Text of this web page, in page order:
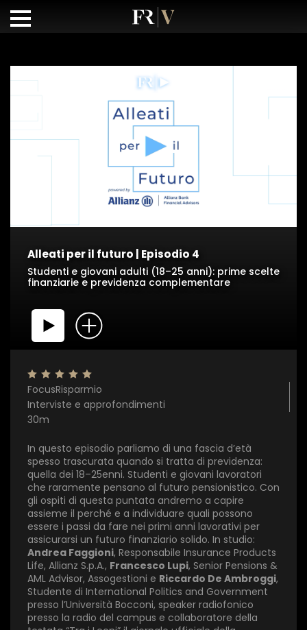
Alleati per il futuro | Episodio 4
Studenti e giovani adulti (18–25 anni): prime scelte
finanziarie e previdenza complementare
FocusRisparmio
Interviste e approfondimenti
30m
In questo episodio parliamo di una fascia d’età
spesso trascurata quando si tratta di previdenza:
quella dei 18–25enni. Studenti e giovani lavoratori
che raramente pensano al futuro pensionistico. Con
gli ospiti di questa puntata andremo a capire
assieme il perché e a individuare quali possono
essere i passi da fare nei primi anni lavorativi per
assicurarsi un futuro finanziario solido. In studio:
Andrea Faggioni, Responsabile Insurance Products
Life, Allianz S.p.A., Francesco Lupi, Senior Pensions &
AML Advisor, Assogestioni e Riccardo De Ambroggi,
Studente di International Politics and Government
presso l’Università Bocconi, speaker radiofonico
presso la radio del campus e collaboratore della
×
5 stars
4 stars
3 stars
2 stars
1 star
Invia